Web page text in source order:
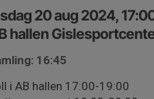
20 aug 2024,
hallen
16:45
i AB hallen 17:00-19:00